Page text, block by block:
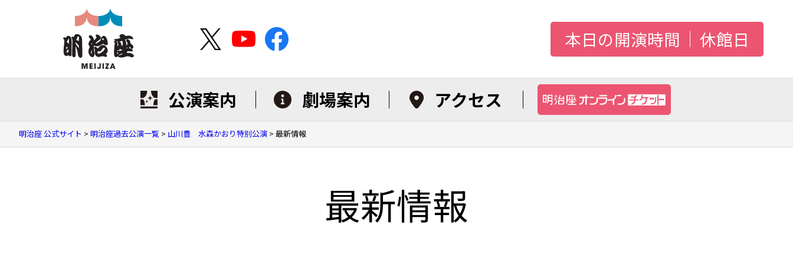
本日の開演時間 休館日
公演案内 劇場案内 アクセス
明治座 公式サイト > 明治座過去公演一覧 > 山川豊 水森かおり特別公演 > 最新情報
最新情報